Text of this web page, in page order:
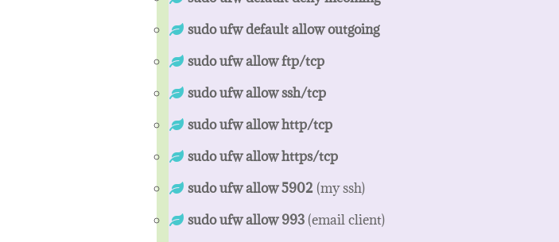
sudo ufw default allow outgoing
sudo ufw allow ftp/tcp
sudo ufw allow ssh/tcp
sudo ufw allow http/tcp
sudo ufw allow https/tcp
sudo ufw allow 5902 (my ssh)
sudo ufw allow 993 (email client)